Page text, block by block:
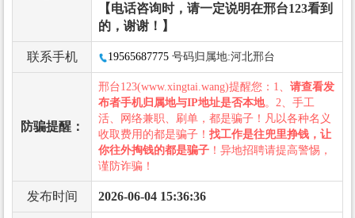
【电话咨询时，请一定说明在邢台123看到
的，谢谢！】
联系手机 19565687775 号码归属地:河北邢台
防骗提醒：
邢台123(www.xingtai.wang)提醒您：1、 请查看发
布者手机归属地与IP地址是否本地。2、手工
活、网络兼职、刷单，都是骗子！凡以各种名义
收取费用的都是骗子！ 找工作是往兜里挣钱，让
你往外掏钱的都是骗子 ！异地招聘请提高警惕，
谨防诈骗！
发布时间 2026-06-04 15:36:36